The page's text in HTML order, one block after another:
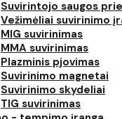
Suvirintojo saugos
Vežimėliai suvirinimo
MIG suvirinimas
MMA suvirinimas
Plazminis pjovimas
Suvirinimo magnetai
Suvirinimo skydeliai
TIG suvirinimas